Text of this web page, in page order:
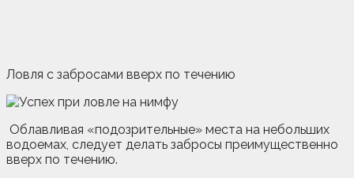
Ловля с забросами вверх по течению
Облавливая «подозрительные» места на небольших
водоемах, следует делать забросы преимущественно
вверх по течению.